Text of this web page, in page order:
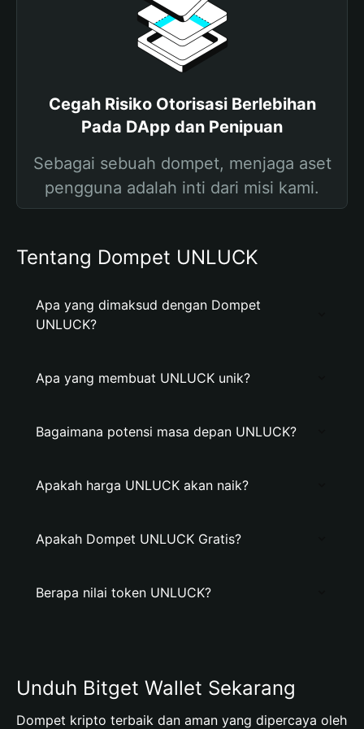
Cegah Risiko Otorisasi Berlebihan
Pada DApp dan Penipuan
Sebagai sebuah dompet, menjaga aset
pengguna adalah inti dari misi kami.
Tentang Dompet UNLUCK
Apa yang dimaksud dengan Dompet
UNLUCK?
Apa yang membuat UNLUCK unik?
Bagaimana potensi masa depan UNLUCK?
Apakah harga UNLUCK akan naik?
Apakah Dompet UNLUCK Gratis?
Berapa nilai token UNLUCK?
Unduh Bitget Wallet Sekarang
Dompet kripto terbaik dan aman yang dipercaya oleh